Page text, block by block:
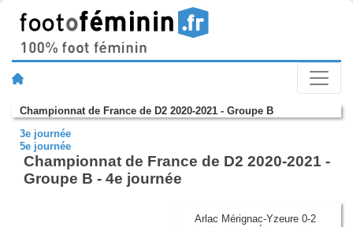
Championnat de France de D2 2020-2021 - Groupe B
3e journée
5e journée
Championnat de France de D2 2020-2021 -
Groupe B - 4e journée
Arlac Mérignac-Yzeure 0-2